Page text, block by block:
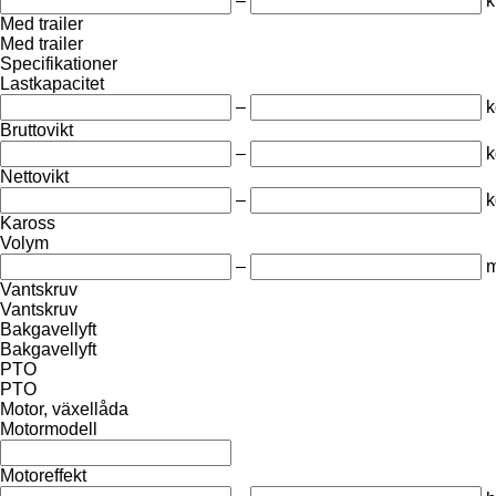
Med trailer
Med trailer
Specifikationer
Lastkapacitet
–
Bruttovikt
–
Nettovikt
–
Kaross
Volym
–
Vantskruv
Vantskruv
Bakgavellyft
Bakgavellyft
PTO
PTO
Motor, växellåda
Motormodell
Motoreffekt